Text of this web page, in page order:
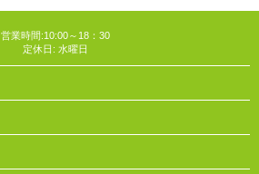
営業時間:10:00～18：30
定休日: 水曜日